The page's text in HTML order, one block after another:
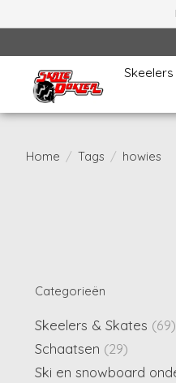
Home / Tags / howies
Categorieën
Skeelers & Skates (69)
Schaatsen (29)
Ski en snowboard